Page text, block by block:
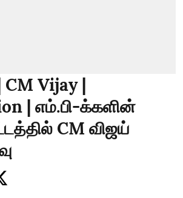
Vijay |
| எம்.பி-க்களின்
CM விஜய்